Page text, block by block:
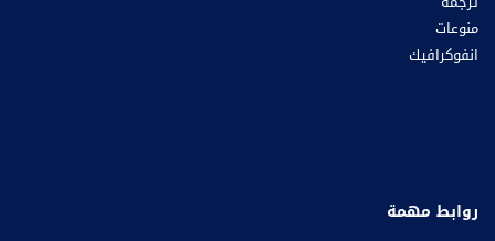
منوعات
انفوكرافيك
روابط مهمة